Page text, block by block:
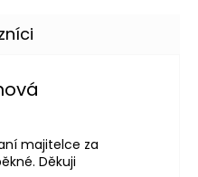
je 5 z 5 hvězdiček.
majitelce za
Děkuji